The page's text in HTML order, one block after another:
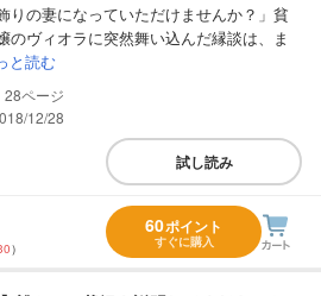
りの妻になっていただけませんか？」貧
のヴィオラに突然舞い込んだ縁談は、ま
と読む
28
12/28
試し読み
）
60ポイント
すぐに購入